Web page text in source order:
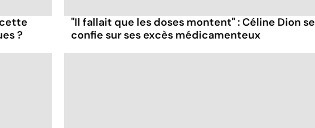
?
"Il fallait que les doses montent" : Céline Dion se
confie sur ses excès médicamenteux